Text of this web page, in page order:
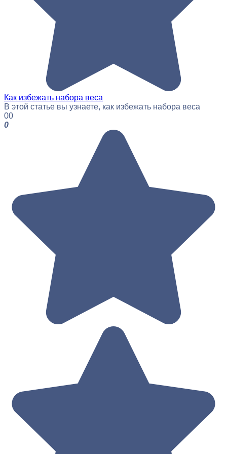
Как избежать набора веса
В этой статье вы узнаете, как избежать набора веса
00
0